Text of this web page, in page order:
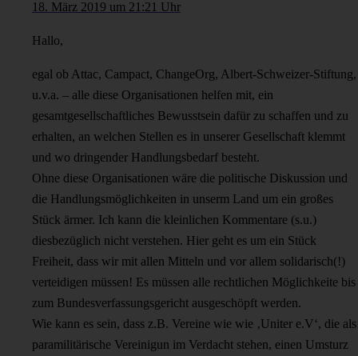
18. März 2019 um 21:21 Uhr
Hallo,
egal ob Attac, Campact, ChangeOrg, Albert-Schweizer-Stiftung,
u.v.a. – alle diese Organisationen helfen mit, ein
gesamtgesellschaftliches Bewusstsein dafür zu schaffen und zu
erhalten, an welchen Stellen es in unserer Gesellschaft klemmt
und wo dringender Handlungsbedarf besteht.
Ohne diese Organisationen wäre die politische Diskussion und
die Handlungsmöglichkeiten in unserm Land um ein großes
Stück ärmer. Ich kann die kleinlichen Kommentare (s.u.)
diesbezüglich nicht verstehen. Hier geht es um ein Stück
Freiheit, dass wir mit allen Mitteln und vor allem solidarisch(!)
verteidigen müssen! Es müssen alle rechtlichen Möglichkeite bis
zum Bundesverfassungsgericht ausgeschöpft werden.
Wie kann es sein, dass z.B. Vereine wie wie ‚Uniter e.V‘, die als
paramilitärische Vereinigun im Verdacht stehen, einen Umsturz